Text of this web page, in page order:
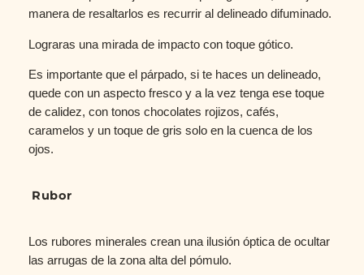
manera de resaltarlos es recurrir al delineado difuminado.
Lograras una mirada de impacto con toque gótico.
Es importante que el párpado, si te haces un delineado,
quede con un aspecto fresco y a la vez tenga ese toque
de calidez, con tonos chocolates rojizos, cafés,
caramelos y un toque de gris solo en la cuenca de los
ojos.
Rubor
Los rubores minerales crean una ilusión óptica de ocultar
las arrugas de la zona alta del pómulo.